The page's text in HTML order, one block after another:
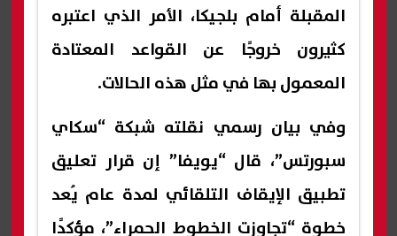
المقبلة أمام بلجيكا، الأمر الذي اعتبره
كثيرون خروجًا عن القواعد المعتادة
المعمول بها في مثل هذه الحالات.
وفي بيان رسمي نقلته شبكة “سكاي
سبورتس”، قال “يويفا” إن قرار تعليق
تطبيق الإيقاف التلقائي لمدة عام يُعد
خطوة “تجاوزت الخطوط الحمراء”، مؤكدًا